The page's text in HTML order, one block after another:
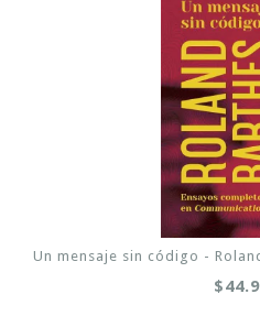
Un mensaje sin código -